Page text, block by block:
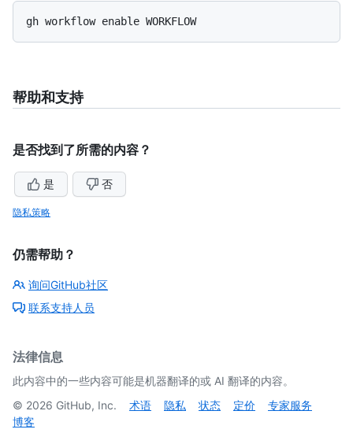
帮助和支持
是否找到了所需的内容？
是 否
隐私策略
仍需帮助？
询问GitHub社区
联系支持人员
法律信息
此内容中的一些内容可能是机器翻译的或 AI 翻译的内容。
© 2026 GitHub, Inc. 术语 隐私 状态 定价
专家服务
博客